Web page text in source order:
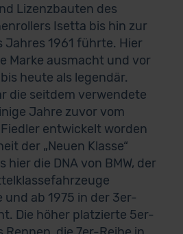
Lizenzbauten des
Isetta bis hin zur
Jahres 1961 führte. Hier
Marke ausmacht und vor
heute als legendär.
die seitdem verwendete
Jahre zuvor vom
entwickelt worden
der „Neuen Klasse“
hier die DNA von BMW, der
ab 1975 in der 3er-
Die höher platzierte 5er-